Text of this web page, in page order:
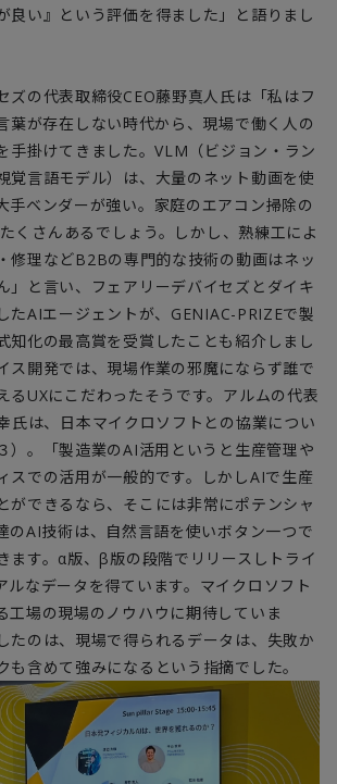
良い』という評価を得ました」と語りまし
ズの代表取締役CEO藤野真人氏は「私はフ
葉が存在しない時代から、現場で働く人の
手掛けてきました。VLM （ビジョン・ラン
覚言語モデル）は、大量のネット動画を使
手ベンダーが強い。家庭のエアコン掃除の
くさんあるでしょう。しかし、熟練工によ
修理などB2Bの専門的な技術の動画はネッ
」と言い、フェアリーデバイセズとダイキ
たAIエージェントが、 GENIAC-PRIZEで製
知化の最高賞を受賞したことも紹介しまし
ス開発では、現場作業の邪魔にならず誰で
る UXにこだわったそうです。アルムの代表
氏は、日本マイクロソフトとの協業につい
）。「製造業のAI活用というと生産管理や
スでの活用が一般的です。しかしAIで生産
ができるなら、そこには非常にポテンシャ
のAI技術は、自然言語を使いボタン一つで
ます。α版、β版の段階でリリースしトライ
ルなデータを得ています。マイクロソフト
工場の現場のノウハウに期待していま
たのは、現場で得られるデータは、失敗か
も含めて強みになるという指摘でした。